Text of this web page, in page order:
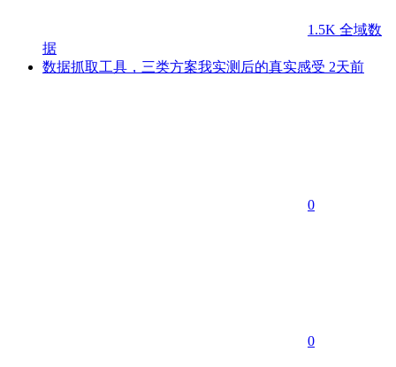
1.5K 全域数
据
数据抓取工具，三类方案我实测后的真实感受 2天前
0
0